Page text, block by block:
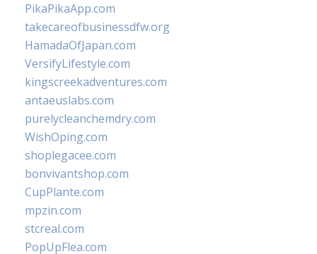
PikaPikaApp.com
takecareofbusinessdfw.org
HamadaOfJapan.com
VersifyLifestyle.com
kingscreekadventures.com
antaeuslabs.com
purelycleanchemdry.com
WishOping.com
shoplegacee.com
bonvivantshop.com
CupPlante.com
mpzin.com
stcreal.com
PopUpFlea.com